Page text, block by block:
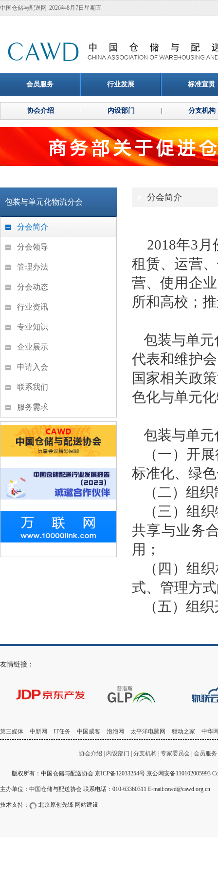
中国仓储与配送网 2026年8月7日星期五
会员服务 行业发展 标准宣贯
协会介绍 内设部门 分支机构
包装与单元化物流分会
分会简介
分会领导
管理办法
分会动态
行业资讯
专业知识
企业展示
申请入会
联系我们
服务需求
分会简介
2018年3月
租赁、运营
营、使用企
所和高校；
包装与单
代表和维护
国家相关政
色化与单元
包装与单
（一）开
标准化、绿
（二）组
（三）组
共享与业务
用；
（四）组
式、管理方
（五）组
友情链接：
第三媒体 中新网 IT任务 中国威客 泡泡网 太平洋电脑网 驱动之家 中华
协会介绍 内设部门 分支机构 专家委员会 会员服务
版权所有：中国仓储与配送协会 京ICP备12033254号 京公网安备110102005993
主办单位：中国仓储与配送协会 联系电话：010-63360311 E-mail:cawd@cawd.org.cn
技术支持： 北京原创先锋 网站建设